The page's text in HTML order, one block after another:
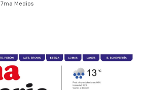
7ma Medios